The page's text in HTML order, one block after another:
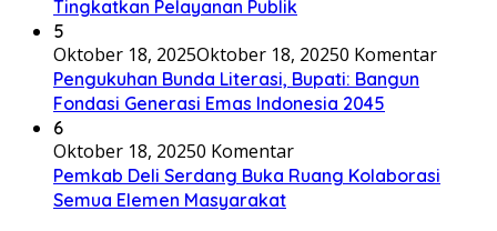
Tingkatkan Pelayanan Publik
5
Oktober 18, 2025Oktober 18, 20250 Komentar
Pengukuhan Bunda Literasi, Bupati: Bangun
Fondasi Generasi Emas Indonesia 2045
6
Oktober 18, 20250 Komentar
Pemkab Deli Serdang Buka Ruang Kolaborasi
Semua Elemen Masyarakat